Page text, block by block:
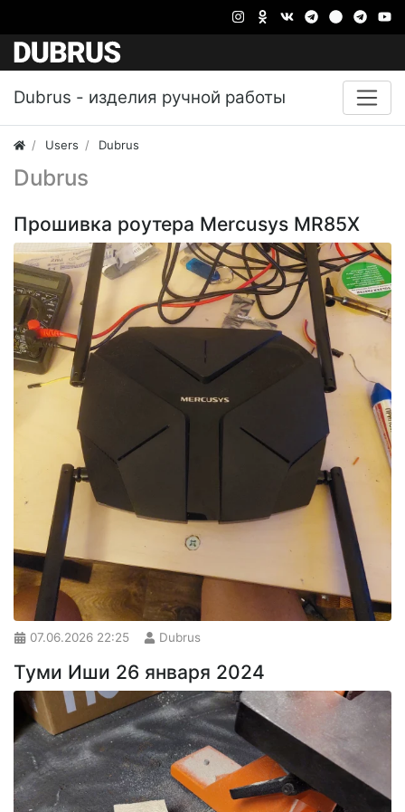
Dubrus - изделия ручной работы
Users Dubrus
Dubrus
Прошивка роутера Mercusys MR85X
07.06.2026 22:25 Dubrus
Туми Иши 26 января 2024